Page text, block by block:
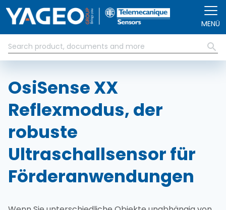
MENÜ
OsiSense XX
Reflexmodus, der
robuste
Ultraschallsensor für
Förderanwendungen